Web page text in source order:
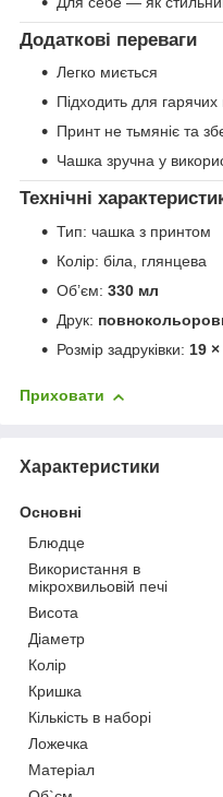
Додаткові переваги
Легко миється
Підходить для гарячих
Принт не тьмяніє та
Чашка зручна у
Технічні
Тип: чашка з принтом
Колір: біла, глянцева
Об’єм: 330 мл
Друк:
Розмір задруківки: 19
Приховати
Характеристики
Основні
Блюдце
Використання в
мікрохвильовій печі
Висота
Діаметр
Колір
Кришка
Кількість в наборі
Ложечка
Матеріал